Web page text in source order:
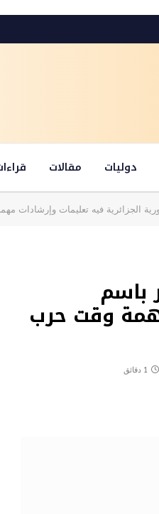
دوليات مقالات
الجزائرية فيه تعليمات وإرشادات
باسم
وقت حرب
1 دقائق